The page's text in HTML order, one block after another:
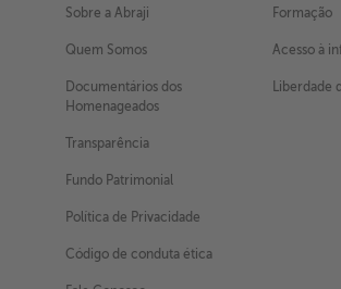
Sobre a Abraji
Quem Somos
Documentários dos
Homenageados
Transparência
Fundo Patrimonial
Política de Privacidade
Código de conduta ética
Formação
Acesso à
Liberdade